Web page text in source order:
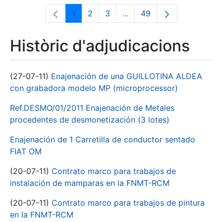
Pàgina
1 Pàgina
2 Pàgina
3 ...Pàgines intermèdies
Pàgina
49
Històric d'adjudicacions
(27-07-11) Enajenación de una GUILLOTINA ALDEA
con grabadora modelo MP (microprocessor)
Ref.DESMO/01/2011 Enajenación de Metales
procedentes de desmonetización (3 lotes)
Enajenación de 1 Carretilla de conductor sentado
FIAT OM
(20-07-11) Contrato marco para trabajos de
instalación de mamparas en la FNMT-RCM
(20-07-11) Contrato marco para trabajos de pintura
en la FNMT-RCM